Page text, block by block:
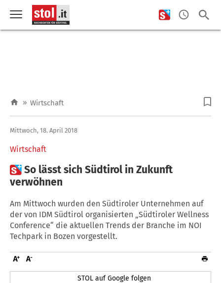
» Wirtschaft
Wirtschaft
Mittwoch, 18. April 2018
So lässt sich Südtirol in Zukunft
verwöhnen
Am Mittwoch wurden den Südtiroler Unternehmen auf
der von IDM Südtirol organisierten „Südtiroler Wellness
Conference“ die aktuellen Trends der Branche im NOI
Techpark in Bozen vorgestellt.
STOL auf Google folgen